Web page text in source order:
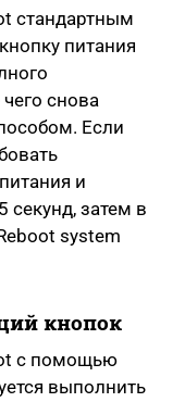
стандартным
питания
снова
Если
и
секунд, затем в
system
кнопок
с помощью
выполнить